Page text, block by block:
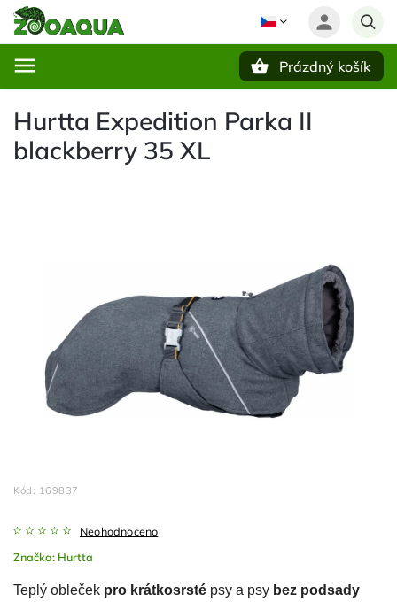
Prázdný košík
Hurtta Expedition Parka II
blackberry 35 XL
Kód: 169837
Neohodnoceno
Značka: Hurtta
Teplý obleček pro krátkosrsté psy a psy bez podsady